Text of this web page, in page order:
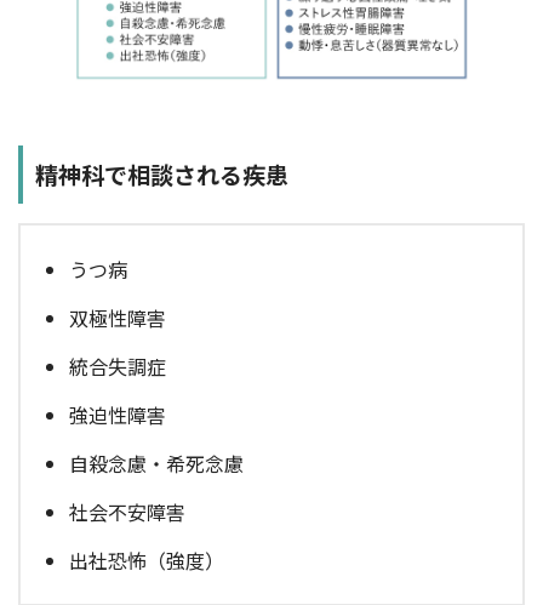
精神科で相談される疾患
うつ病
双極性障害
統合失調症
強迫性障害
自殺念慮・希死念慮
社会不安障害
出社恐怖（強度）